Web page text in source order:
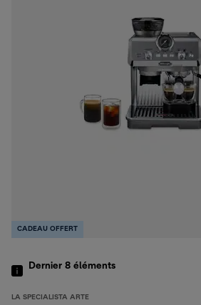
CADEAU OFFERT
Dernier 8 éléments
LA SPECIALISTA ARTE